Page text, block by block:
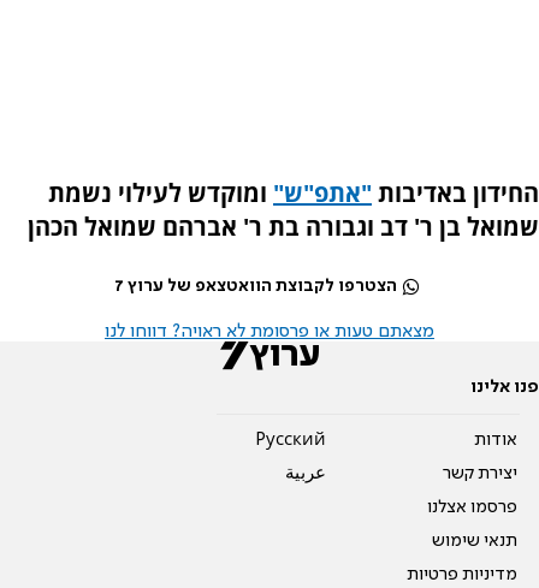
החידון באדיבות"אתפ"ש" ומוקדש לעילוי נשמת
שמואל בן ר' דב וגבורה בת ר' אברהם שמואל הכהן
הצטרפו לקבוצת הוואטצאפ של ערוץ 7
מצאתם טעות או פרסומת לא ראויה? דווחו לנו
פנו אלינו
אודות
יצירת קשר
פרסמו אצלנו
תנאי שימוש
מדיניות פרטיות
Pусский
عربية